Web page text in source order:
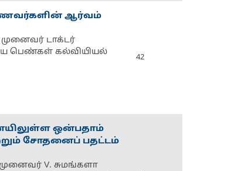
ஆர்வம்
டாக்டர்
பெண்கள் கல்வியியல்
42
ஒன்பதாம்
சோதனைப் பதட்டம்
V. சுமங்களா